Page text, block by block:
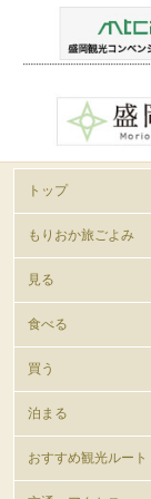
トップ
もりおか旅ごよみ
見る
食べる
買う
泊まる
おすすめ観光ルート